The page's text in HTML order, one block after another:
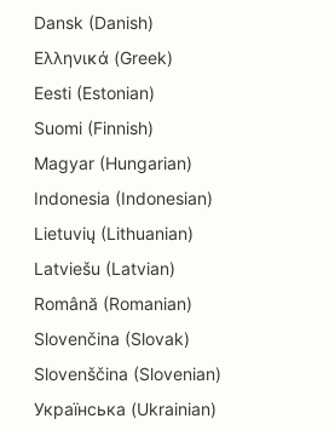
SEO for elektronikbutikker
SEO for underholdning og fritid
SEO for ingeniørfirmaer
EO til etniske restauranter
SEO for Escape Rooms
SEO for familierestauranter
SEO for jord-til-bord-restauranter
Dansk (Danish)
Ελληνικά (Greek)
Eesti (Estonian)
Suomi (Finnish)
Magyar (Hungarian)
Indonesia (Indonesian)
Lietuvių (Lithuanian)
Latviešu (Latvian)
Română (Romanian)
Slovenčina (Slovak)
Slovenščina (Slovenian)
Українська (Ukrainian)